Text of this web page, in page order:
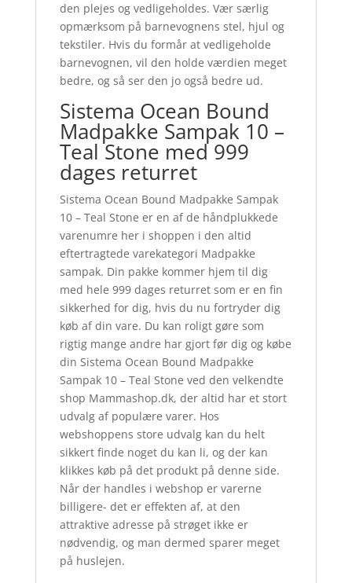
den plejes og vedligeholdes. Vær særlig
opmærksom på barnevognens stel, hjul og
tekstiler. Hvis du formår at vedligeholde
barnevognen, vil den holde værdien meget
bedre, og så ser den jo også bedre ud.
Sistema Ocean Bound
Madpakke Sampak 10 –
Teal Stone med 999
dages returret
Sistema Ocean Bound Madpakke Sampak
10 – Teal Stone er en af de håndplukkede
varenumre her i shoppen i den altid
eftertragtede varekategori Madpakke
sampak. Din pakke kommer hjem til dig
med hele 999 dages returret som er en fin
sikkerhed for dig, hvis du nu fortryder dig
køb af din vare. Du kan roligt gøre som
rigtig mange andre har gjort før dig og købe
din Sistema Ocean Bound Madpakke
Sampak 10 – Teal Stone ved den velkendte
shop Mammashop.dk, der altid har et stort
udvalg af populære varer. Hos
webshoppens store udvalg kan du helt
sikkert finde noget du kan li, og der kan
klikkes køb på det produkt på denne side.
Når der handles i webshop er varerne
billigere- det er effekten af, at den
attraktive adresse på strøget ikke er
nødvendig, og man dermed sparer meget
på huslejen.